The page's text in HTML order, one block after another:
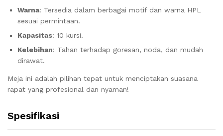
Warna: Tersedia dalam berbagai motif dan warna HPL
sesuai permintaan.
Kapasitas: 10 kursi.
Kelebihan: Tahan terhadap goresan, noda, dan mudah
dirawat.
Meja ini adalah pilihan tepat untuk menciptakan suasana
rapat yang profesional dan nyaman!
Spesifikasi